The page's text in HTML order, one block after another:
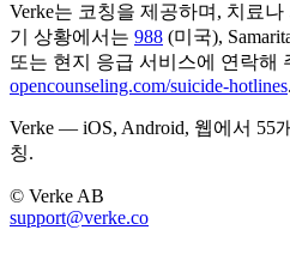
Verke는 코칭을 제공하며, 치료
기 상황에서는 988 (미국),
또는 현지 응급 서비스에 연락해
opencounseling.com/suicide-hotlines.
Verke — iOS, Android, 웹에서 55
칭.
© Verke AB
support@verke.co